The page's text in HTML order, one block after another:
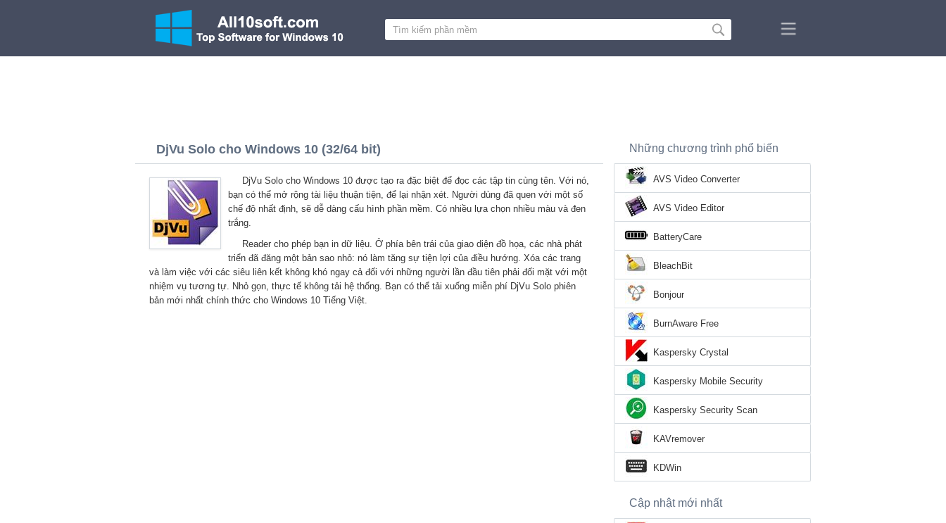
DjVu Solo cho Windows 10 (32/64 bit)
DjVu Solo cho Windows 10 được tạo ra đặc biệt để đọc các tập tin cùng tên. Với nó,
bạn có thể mở rộng tài liệu thuận tiện, để lại nhận xét. Người dùng đã quen với một số
chế độ nhất định, sẽ dễ dàng cấu hình phần mềm. Có nhiều lựa chọn nhiều màu và đen
trắng.
Reader cho phép bạn in dữ liệu. Ở phía bên trái của giao diện đồ họa, các nhà phát
triển đã đăng một bản sao nhỏ: nó làm tăng sự tiện lợi của điều hướng. Xóa các trang
và làm việc với các siêu liên kết không khó ngay cả đối với những người lần đầu tiên phải đối mặt với một
nhiệm vụ tương tự. Nhỏ gọn, thực tế không tải hệ thống. Bạn có thể tải xuống miễn phí DjVu Solo phiên
bản mới nhất chính thức cho Windows 10 Tiếng Việt.
Những chương trình phổ biến
AVS Video Converter
AVS Video Editor
BatteryCare
BleachBit
Bonjour
BurnAware Free
Kaspersky Crystal
Kaspersky Mobile Security
Kaspersky Security Scan
KAVremover
KDWin
Cập nhật mới nhất